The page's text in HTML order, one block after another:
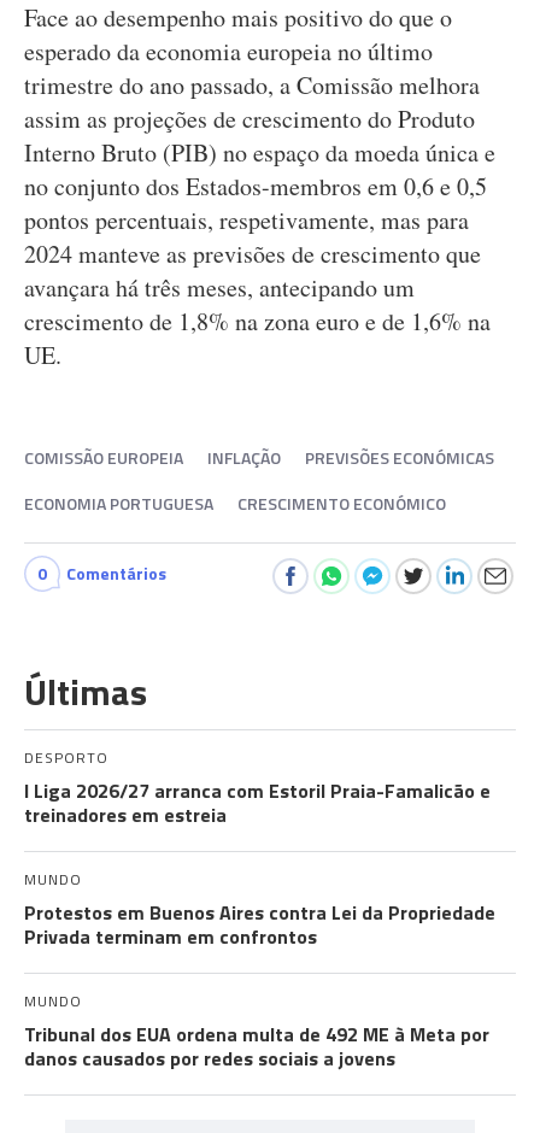
Face ao desempenho mais positivo do que o
esperado da economia europeia no último
trimestre do ano passado, a Comissão melhora
assim as projeções de crescimento do Produto
Interno Bruto (PIB) no espaço da moeda única e
no conjunto dos Estados-membros em 0,6 e 0,5
pontos percentuais, respetivamente, mas para
2024 manteve as previsões de crescimento que
avançara há três meses, antecipando um
crescimento de 1,8% na zona euro e de 1,6% na
UE.
COMISSÃO EUROPEIA INFLAÇÃO
PREVISÕES ECONÓMICAS
ECONOMIA PORTUGUESA
CRESCIMENTO ECONÓMICO
0 Comentários
Últimas
DESPORTO
I Liga 2026/27 arranca com Estoril Praia-Famalicão e
treinadores em estreia
MUNDO
Protestos em Buenos Aires contra Lei da Propriedade
Privada terminam em confrontos
MUNDO
Tribunal dos EUA ordena multa de 492 ME à Meta por
danos causados por redes sociais a jovens